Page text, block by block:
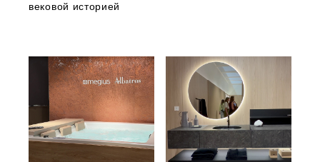
вековой историей